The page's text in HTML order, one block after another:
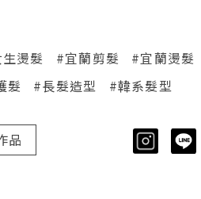
燙髮 #宜蘭剪髮 #宜蘭燙髮
髮 #長髮造型 #韓系髮型
品